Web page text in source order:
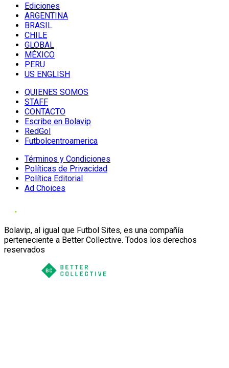
Ediciones
ARGENTINA
BRASIL
CHILE
GLOBAL
MÉXICO
PERU
US ENGLISH
QUIENES SOMOS
STAFF
CONTACTO
Escribe en Bolavip
RedGol
Futbolcentroamerica
Términos y Condiciones
Políticas de Privacidad
Política Editorial
Ad Choices
Bolavip, al igual que Futbol Sites, es una compañía
perteneciente a Better Collective. Todos los derechos
reservados